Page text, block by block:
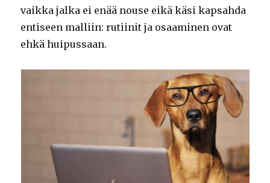
vaikka jalka ei enää nouse eikä käsi kapsahda
entiseen malliin: rutiinit ja osaaminen ovat
ehkä huipussaan.